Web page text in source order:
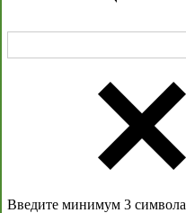
Введите минимум 3 символа